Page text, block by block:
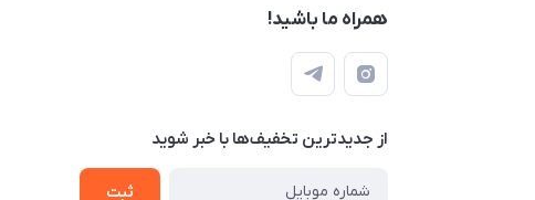
همراه ما باشید!
از جدید‌ترین تخفیف‌ها با‌ خبر شوید
ثبت